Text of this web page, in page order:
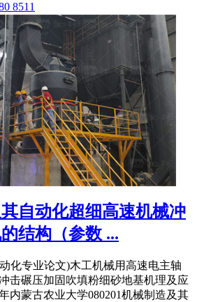
8511
自动化超细高速机械冲
结构（参数 ...
化专业论文)木工机械用高速电主轴
击碾压加固吹填粉细砂地基机理及应
内蒙古农业大学080201机械制造及其